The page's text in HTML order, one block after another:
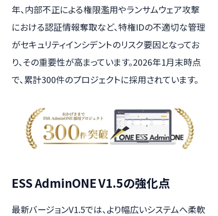
年、内部不正による権限濫用やランサムウェア攻撃
における認証情報奪取など、特権IDの不適切な管理
がセキュリティインシデントのリスク要因となってお
り、その重要性が高まっています。2026年1月末時点
で、累計300件のプロジェクトに採用されています。
ESS AdminONE V1.5の強化点
最新バージョンV1.5では、より幅広いシステムへ柔軟